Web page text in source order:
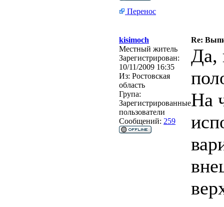
Перенос
kisimoch
Re:
Местный житель
Зарегистрирован:
10/11/2009 16:35
Из: Ростовская
область
Група:
Зарегистрированные
пользователи
Сообщений: 259
Да,
На